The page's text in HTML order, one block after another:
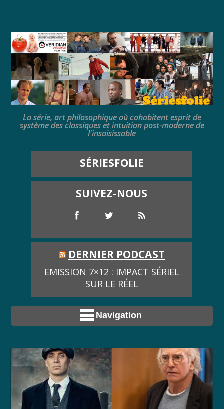
La série, art philosophique où cohabitent esprit de
système des classiques et intuition post-moderne de
l'insaisissable
SÉRIESFOLIE
SUIVEZ-NOUS
DERNIER PODCAST
EMISSION 7×12 : IMPACT SÉRIEL
SUR LE RÉEL
Navigation